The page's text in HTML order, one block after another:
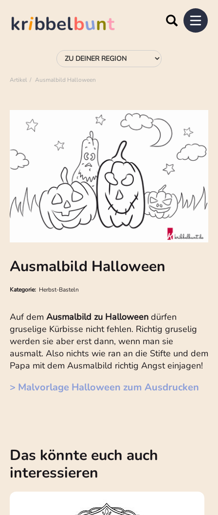
Artikel Ausmalbild Halloween
Ausmalbild Halloween
Kategorie: Herbst-Basteln
Auf dem Ausmalbild zu Halloween dürfen
gruselige Kürbisse nicht fehlen. Richtig gruselig
werden sie aber erst dann, wenn man sie
ausmalt. Also nichts wie ran an die Stifte und dem
Papa mit dem Ausmalbild richtig Angst einjagen!
> Malvorlage Halloween zum Ausdrucken
Das könnte euch auch
interessieren